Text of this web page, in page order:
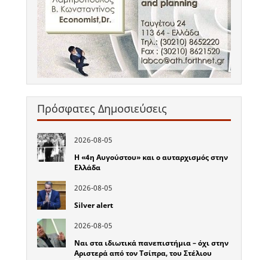
Πρόσφατες Δημοσιεύσεις
2026-08-05
Η «4η Αυγούστου» και ο αυταρχισμός στην
Ελλάδα
2026-08-05
Silver alert
2026-08-05
Ναι στα ιδιωτικά πανεπιστήμια – όχι στην
Αριστερά από τον Τσίπρα, του Στέλιου